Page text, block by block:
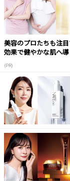
美容のプロたちも注
効果で健やかな肌へ
(PR)